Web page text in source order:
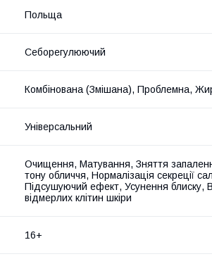
Польща
Себорегулюючий
Комбінована (Змішана), Проблемна,
Універсальний
Очищення, Матування, Зняття
тону обличчя, Нормалізація секреції
Підсушуючий ефект, Усунення блиску,
відмерлих клітин шкіри
16+